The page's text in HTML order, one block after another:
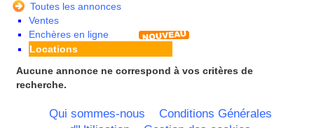
La Réunion
Languedoc Roussillon
Limousin
Lorraine
Martinique
Mayotte
Portugal
Nord Pas de Calais - Belgique -
Toutes les annonces
Ventes
Enchères en ligne
Locations
Aucune annonce ne correspond à vos critères de
recherche.
Qui sommes-nous
Conditions Générales